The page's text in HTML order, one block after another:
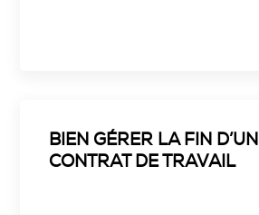
BIEN GÉRER LA FIN D’UN
CONTRAT DE TRAVAIL